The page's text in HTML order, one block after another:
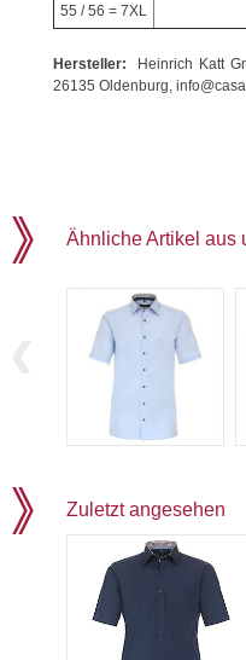
55 / 56 = 7XL
Hersteller: Heinrich Katt
26135 Oldenburg,
Ähnliche Artikel aus
Zuletzt angesehen